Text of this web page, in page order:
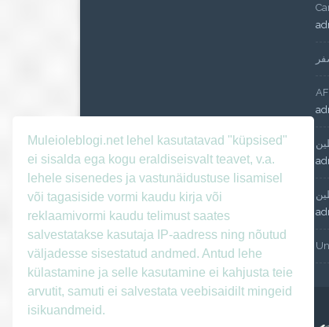
Muleioleblogi.net lehel kasutatavad "küpsised"
ei sisalda ega kogu eraldiseisvalt teavet, v.a.
lehele sisenedes ja vastunäidustuse lisamisel
või tagasiside vormi kaudu kirja või
reklaamivormi kaudu telimust saates
salvestatakse kasutaja IP-aadress ning nõutud
väljadesse sisestatud andmed. Antud lehe
külastamine ja selle kasutamine ei kahjusta teie
arvutit, samuti ei salvestata veebisaidilt mingeid
isikuandmeid.